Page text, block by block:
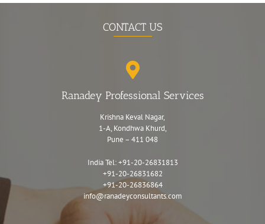
CONTACT US
Ranadey Professional Services
Krishna Keval Nagar,
1-A, Kondhwa Khurd,
Pune – 411 048
India Tel:+91-20-26831813
+91-20-26831682
+91-20-26836864
info@ranadeyconsultants.com